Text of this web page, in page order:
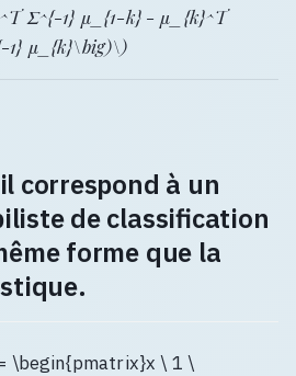
Σ^{-1} μ_{1-k} - μ_{k}^T
1} μ_{k}\big)\)
correspond à un
de classification
forme que la
\begin{pmatrix}x \ 1 \